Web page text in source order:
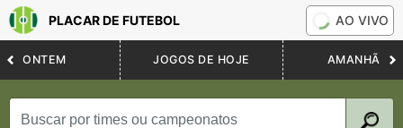
PLACAR DE FUTEBOL AO VIVO
ONTEM JOGOS DE HOJE AMANHÃ